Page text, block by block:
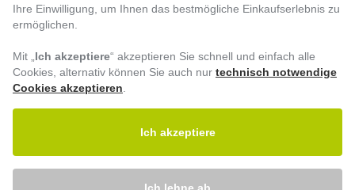
Vorkasse
BESUCHEN SIE UNS
Ihre Einwilligung, um Ihnen das bestmögliche Einkaufserlebnis zu
ermöglichen.
Mit „ Ich akzeptiere“ akzeptieren Sie schnell und einfach alle
Cookies, alternativ können Sie auch nur technisch notwendige
Cookies akzeptieren
Ich akzeptiere